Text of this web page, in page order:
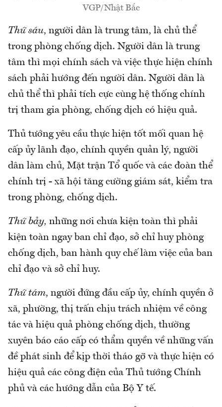
VGP/Nhật Bắc
Thứ sáu, người dân là trung tâm, là chủ thể
trong phòng chống dịch. Người dân là trung
tâm thì mọi chính sách và việc thực hiện chính
sách phải hướng đến người dân. Người dân là
chủ thể thì phải tích cực cùng hệ thống chính
trị tham gia phòng, chống dịch có hiệu quả.
Thủ tướng yêu cầu thực hiện tốt mối quan hệ
cấp ủy lãnh đạo, chính quyền quản lý, người
dân làm chủ, Mặt trận Tổ quốc và các đoàn thể
chính trị - xã hội tăng cường giám sát, kiểm tra
trong phòng, chống dịch.
Thứ bảy, những nơi chưa kiện toàn thì phải
kiện toàn ngay ban chỉ đạo, sở chỉ huy phòng
chống dịch, ban hành quy chế làm việc của ban
chỉ đạo và sở chỉ huy.
Thứ tám, người đứng đầu cấp ủy, chính quyền ở
xã, phường, thị trấn chịu trách nhiệm về công
tác và hiệu quả phòng chống dịch, thường
xuyên báo cáo cấp có thẩm quyền về những vấn
đề phát sinh để kịp thời tháo gỡ và thực hiện có
hiệu quả các công điện của Thủ tướng Chính
phủ và các hướng dẫn của Bộ Y tế.